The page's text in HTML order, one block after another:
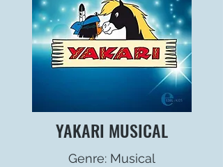
YAKARI MUSICAL
Genre: Musical